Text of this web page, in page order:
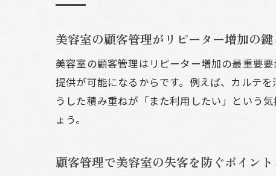
美容室の顧客管理がリピーター増加の
美容室の顧客管理はリピーター増加の最重要
提供が可能になるからです。例えば、カルテ
うした積み重ねが「また利用したい」という
ょう。
顧客管理で美容室の失客を防ぐポイント